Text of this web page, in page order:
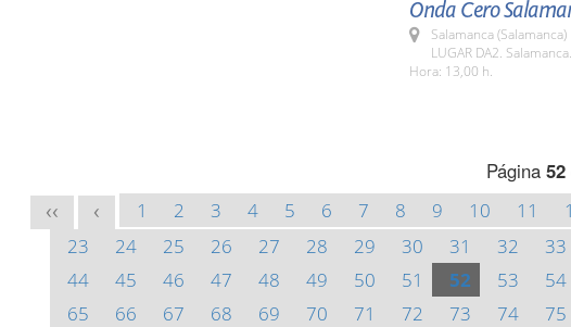
Onda Cero
Salamanca (Salamanca)
LUGAR DA2. Salamanca.
Hora: 13,00 h.
Página 52
<< < 1 2 3 4 5 6 7 8 9 10 11
23
24 25 26 27 28 29 30 31 32 33
44
45 46 47 48 49 50 51 52 53 54
65
66 67 68 69 70 71 72 73 74 75